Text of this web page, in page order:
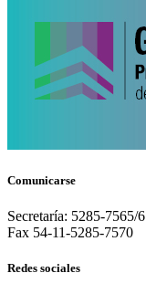
Comunicarse
Secretaría: 5285-7565/6
Fax 54-11-5285-7570
Redes sociales